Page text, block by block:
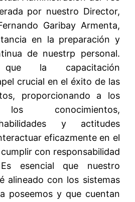
por nuestro Director,
Garibay Armenta,
en la preparación y
de nuestrp personal.
que la capacitación
crucial en el éxito de las
proporcionando a los
los conocimientos,
y actitudes
eficazmente en el
con responsabilidad
esencial que nuestro
alineado con los sistemas
poseemos y que cuentan